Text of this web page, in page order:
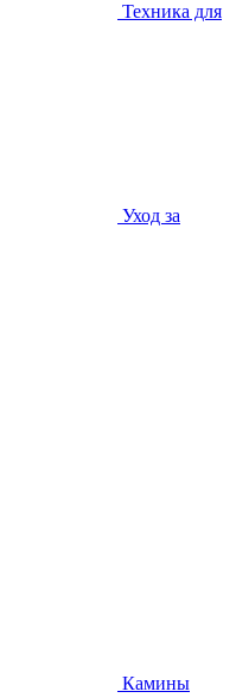
Техника для
Уход за
Камины